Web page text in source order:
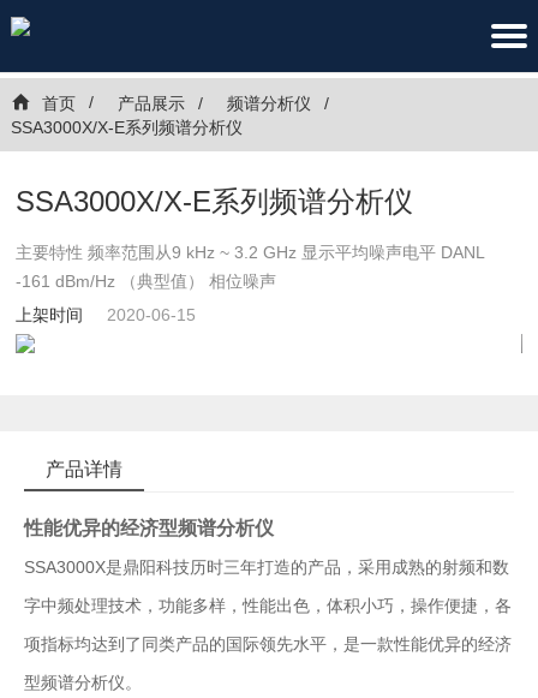
首页 产品展示
频谱分析仪
SSA3000X/X-E系列频谱分析仪
SSA3000X/X-E系列频谱分析仪
主要特性 频率范围从9 kHz ~ 3.2 GHz 显示平均噪声电平 DANL
-161 dBm/Hz （典型值） 相位噪声
上架时间
2020-06-15
产品详情
性能优异的经济型频谱分析仪
SSA3000X是鼎阳科技历时三年打造的产品，采用成熟的射频和数
字中频处理技术，功能多样，性能出色，体积小巧，操作便捷，各
项指标均达到了同类产品的国际领先水平，是一款性能优异的经济
型频谱分析仪。